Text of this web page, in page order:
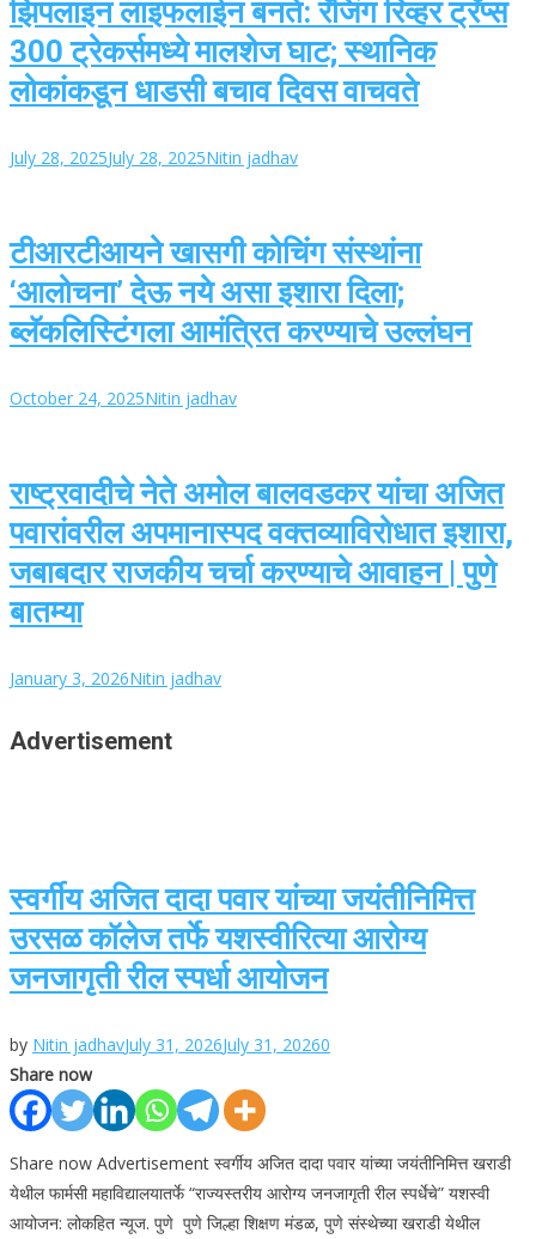
झिपलाइन लाइफलाईन बनते: रॅजिंग रिव्हर ट्रॅप्स
300 ट्रेकर्समध्ये मालशेज घाट; स्थानिक
लोकांकडून धाडसी बचाव दिवस वाचवते
July 28, 2025July 28, 2025Nitin jadhav
टीआरटीआयने खासगी कोचिंग संस्थांना
‘आलोचना’ देऊ नये असा इशारा दिला;
ब्लॅकलिस्टिंगला आमंत्रित करण्याचे उल्लंघन
October 24, 2025Nitin jadhav
राष्ट्रवादीचे नेते अमोल बालवडकर यांचा अजित
पवारांवरील अपमानास्पद वक्तव्याविरोधात इशारा,
जबाबदार राजकीय चर्चा करण्याचे आवाहन | पुणे
बातम्या
January 3, 2026Nitin jadhav
Advertisement
स्वर्गीय अजित दादा पवार यांच्या जयंतीनिमित्त
उरसळ कॉलेज तर्फे यशस्वीरित्या आरोग्य
जनजागृती रील स्पर्धा आयोजन
by Nitin jadhavJuly 31, 2026July 31, 20260
Share now
Share now Advertisement स्वर्गीय अजित दादा पवार यांच्या जयंतीनिमित्त खराडी
येथील फार्मसी महाविद्यालयातर्फे “राज्यस्तरीय आरोग्य जनजागृती रील स्पर्धेचे” यशस्वी
आयोजन: लोकहित न्यूज. पुणे पुणे जिल्हा शिक्षण मंडळ, पुणे संस्थेच्या खराडी येथील